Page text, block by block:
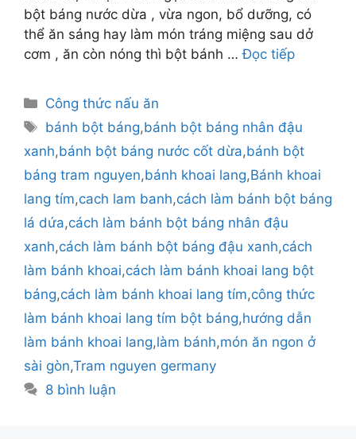
bột báng nước dừa , vừa ngon, bổ dưỡng, có
thể ăn sáng hay làm món tráng miệng sau dở
cơm , ăn còn nóng thì bột bánh …Đọc tiếp
Danh
mục
Công thức nấu ăn
Thẻ
bánh bột báng,bánh bột báng nhân đậu
xanh,bánh bột báng nước cốt dừa,bánh bột
báng tram nguyen,bánh khoai lang,Bánh khoai
lang tím,cach lam banh,cách làm bánh bột báng
lá dứa,cách làm bánh bột báng nhân đậu
xanh,cách làm bánh bột báng đậu xanh,cách
làm bánh khoai,cách làm bánh khoai lang bột
báng,cách làm bánh khoai lang tím,công thức
làm bánh khoai lang tím bột báng,hướng dẫn
làm bánh khoai lang,làm bánh,món ăn ngon ở
sài gòn,Tram nguyen germany
8 bình luận